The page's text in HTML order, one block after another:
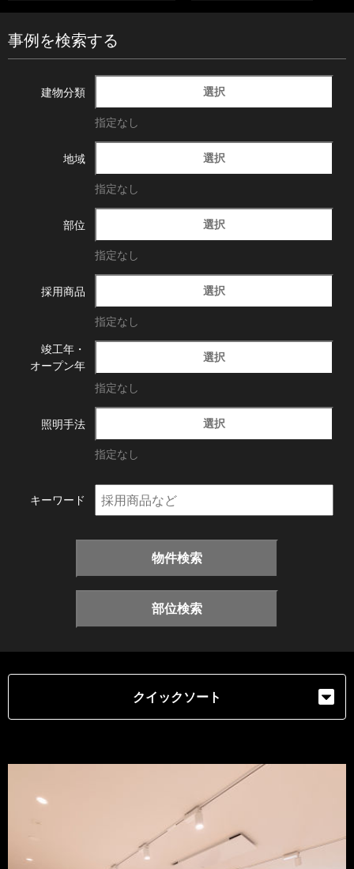
事例を検索する
建物分類 選択
指定なし
地域 選択
指定なし
部位 選択
指定なし
採用商品 選択
指定なし
竣工年・
オープン年
選択
指定なし
照明手法 選択
指定なし
キーワード
物件検索
部位検索
クイックソート